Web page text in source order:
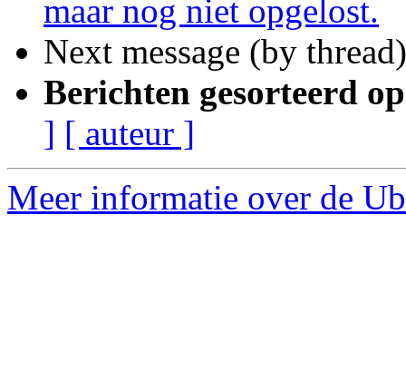
maar nog niet opgelost.
Next message (by
Berichten gesorteerd
] [ auteur ]
Meer informatie over de